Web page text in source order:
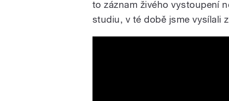
to záznam živého vystoupení
studiu, v té době jsme vysílali